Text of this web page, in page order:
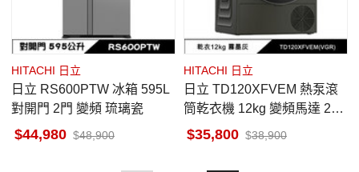
HITACHI 日立
日立 RS600PTW 冰箱 595L
對開門 2門 變頻 琉璃瓷
44,980 48,900
HITACHI 日立
日立 TD120XFVEM 熱泵滾
筒乾衣機 12kg 變頻馬達 220
V 日立風速淨 濕度感測器
35,800 38,900